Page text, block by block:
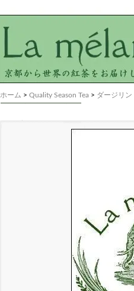
ホーム > Quality Season Tea > ダージリン